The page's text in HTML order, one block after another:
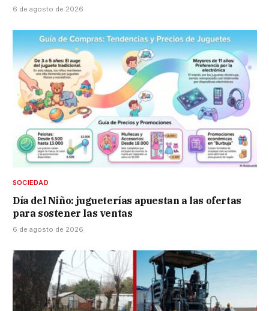
6 de agosto de 2026
SOCIEDAD
Día del Niño: jugueterías apuestan a las ofertas
para sostener las ventas
6 de agosto de 2026